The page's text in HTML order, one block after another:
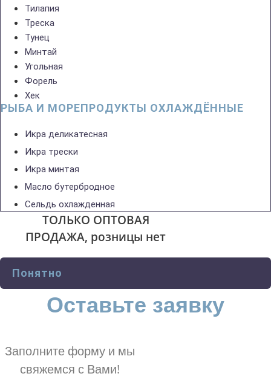
Тилапия
Треска
Тунец
Минтай
Угольная
Форель
Хек
РЫБА И МОРЕПРОДУКТЫ ОХЛАЖДЁННЫЕ
Икра деликатесная
Икра трески
Икра минтая
Масло бутербродное
Сельдь охлажденная
ТОЛЬКО ОПТОВАЯ
ПРОДАЖА, розницы нет
Понятно
Оставьте заявку
Заполните форму и мы
свяжемся с Вами!